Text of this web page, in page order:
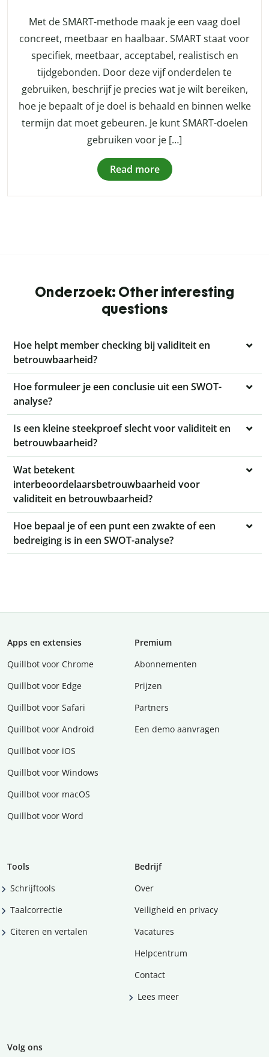
Met de SMART-methode maak je een vaag doel
concreet, meetbaar en haalbaar. SMART staat voor
specifiek, meetbaar, acceptabel, realistisch en
tijdgebonden. Door deze vijf onderdelen te
gebruiken, beschrijf je precies wat je wilt bereiken,
hoe je bepaalt of je doel is behaald en binnen welke
termijn dat moet gebeuren. Je kunt SMART-doelen
gebruiken voor je […]
Read more
Onderzoek: Other interesting
questions
Hoe helpt member checking bij validiteit en
betrouwbaarheid?
Hoe formuleer je een conclusie uit een SWOT-
analyse?
Is een kleine steekproef slecht voor validiteit en
betrouwbaarheid?
Wat betekent
interbeoordelaarsbetrouwbaarheid voor
validiteit en betrouwbaarheid?
Hoe bepaal je of een punt een zwakte of een
bedreiging is in een SWOT-analyse?
Apps en extensies
Quillbot voor Chrome
Quillbot voor Edge
Quillbot voor Safari
Quillbot voor Android
Quillbot voor iOS
Quillbot voor Windows
Quillbot voor macOS
Quillbot voor Word
Premium
Abonnementen
Prijzen
Partners
Een demo aanvragen
Tools
Schrijftools
Taalcorrectie
Citeren en vertalen
Bedrijf
Over
Veiligheid en privacy
Vacatures
Helpcentrum
Contact
Lees meer
Volg ons